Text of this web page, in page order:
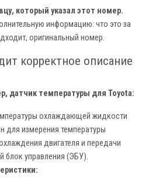
который указал этот номер.
информацию: что это за
оригинальный номер.
корректное описание
датчик температуры для Toyota:
охлаждающей жидкости
измерения температуры
двигателя и передачи
блок управления (ЭБУ).